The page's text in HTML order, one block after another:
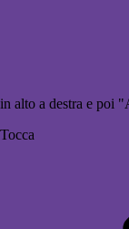
in alto a destra e poi
Tocca